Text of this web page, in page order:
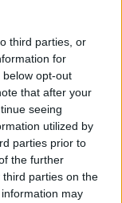
third parties, or
for
opt-out
that after your
seeing
utilized by
parties prior to
the further
parties on the
may
tjänst, som
eller bedragare.
överens om
gå vidare med
körkort ska
vill.